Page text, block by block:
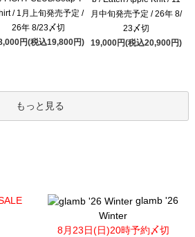
/ 1月上旬発売予定 /
26年 8/23〆切
円(税込19,800円)
月中旬発売予定 / 26年 8/
23〆切
19,000円(税込20,900円)
もっと見る
glamb '26
Winter
8月23日(日)20時予約〆切